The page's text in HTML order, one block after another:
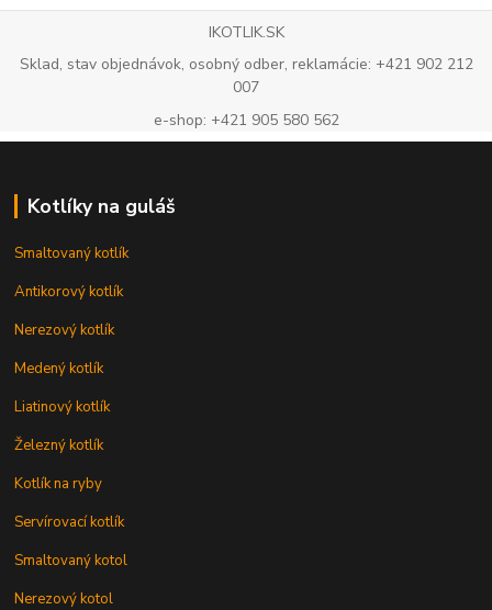
IKOTLIK.SK
Sklad, stav objednávok, osobný odber, reklamácie: +421 902 212
007
e-shop: +421 905 580 562
Kotlíky na guláš
Smaltovaný kotlík
Antikorový kotlík
Nerezový kotlík
Medený kotlík
Liatinový kotlík
Železný kotlík
Kotlík na ryby
Servírovací kotlík
Smaltovaný kotol
Nerezový kotol